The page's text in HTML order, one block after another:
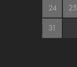
24
25
31